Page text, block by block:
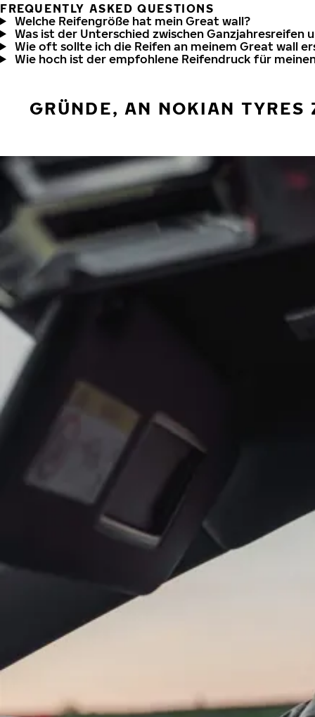
FREQUENTLY ASKED QUESTIONS
Welche Reifengröße hat mein Great wall?
Was ist der Unterschied zwischen Ganzjahresreifen
Wie oft sollte ich die Reifen an meinem Great wall
Wie hoch ist der empfohlene Reifendruck für
GRÜNDE, AN NOKIAN TYRES